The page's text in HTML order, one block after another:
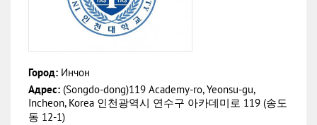
Город: Инчон
Адрес: (Songdo-dong)119 Academy-ro, Yeonsu-gu,
Incheon, Korea 인천광역시 연수구 아카데미로 119 (송도
동 12-1)